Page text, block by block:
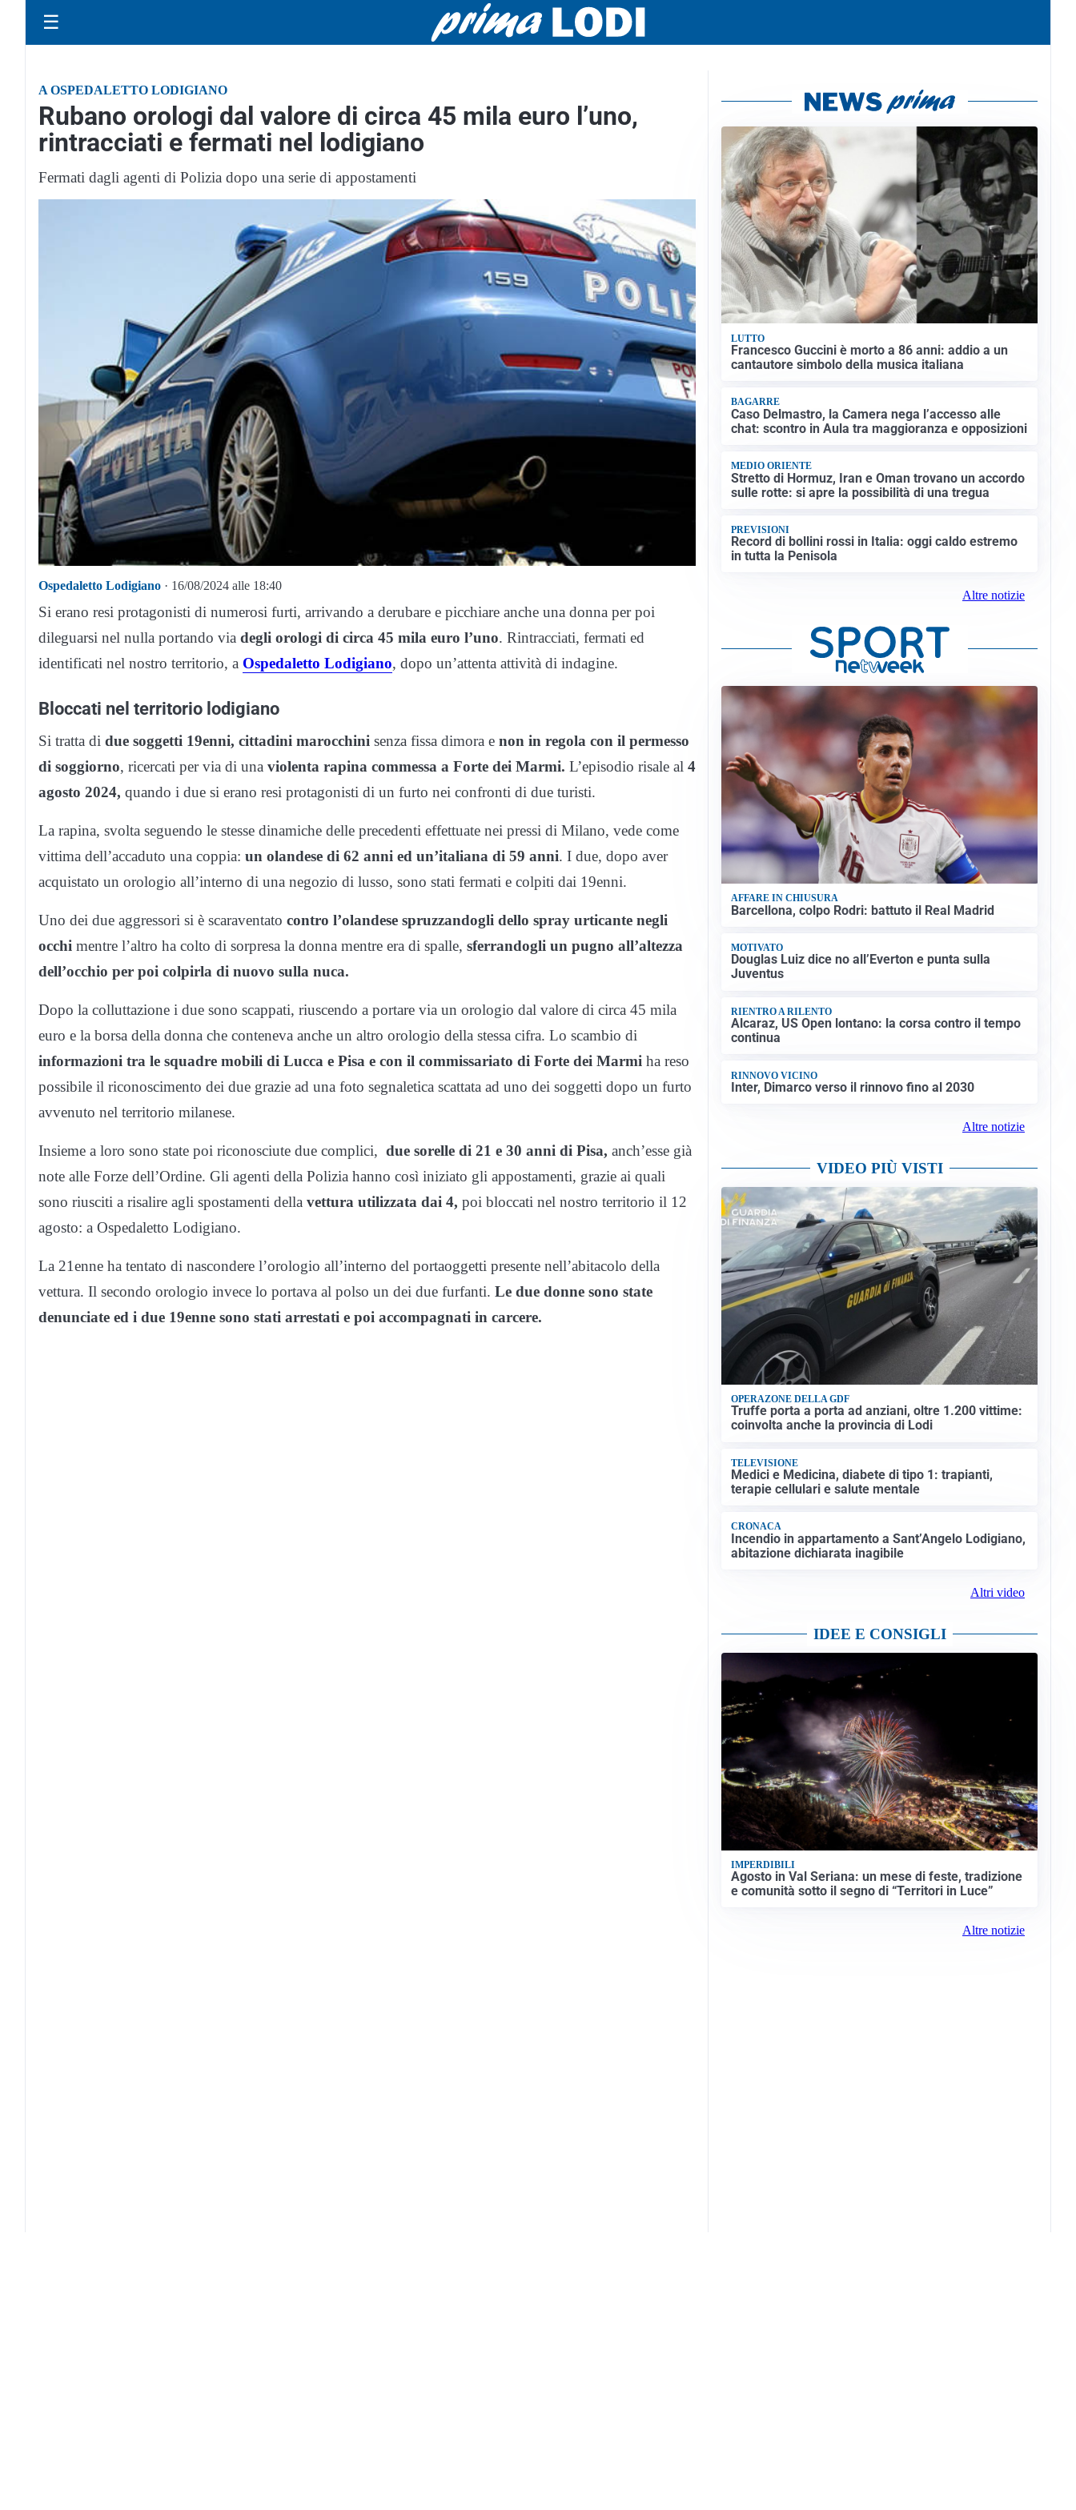
☰
A OSPEDALETTO LODIGIANO
Rubano orologi dal valore di circa 45 mila euro l’uno,
rintracciati e fermati nel lodigiano
Fermati dagli agenti di Polizia dopo una serie di appostamenti
Ospedaletto Lodigiano · 16/08/2024 alle 18:40
Si erano resi protagonisti di numerosi furti, arrivando a derubare e picchiare anche una donna per poi
dileguarsi nel nulla portando via degli orologi di circa 45 mila euro l’uno. Rintracciati, fermati ed
identificati nel nostro territorio, a Ospedaletto Lodigiano, dopo un’attenta attività di indagine.
Bloccati nel territorio lodigiano
Si tratta di due soggetti 19enni, cittadini marocchini senza fissa dimora e non in regola con il permesso
di soggiorno, ricercati per via di una violenta rapina commessa a Forte dei Marmi. L’episodio risale al 4
agosto 2024, quando i due si erano resi protagonisti di un furto nei confronti di due turisti.
La rapina, svolta seguendo le stesse dinamiche delle precedenti effettuate nei pressi di Milano, vede come
vittima dell’accaduto una coppia: un olandese di 62 anni ed un’italiana di 59 anni. I due, dopo aver
acquistato un orologio all’interno di una negozio di lusso, sono stati fermati e colpiti dai 19enni.
Uno dei due aggressori si è scaraventato contro l’olandese spruzzandogli dello spray urticante negli
occhi mentre l’altro ha colto di sorpresa la donna mentre era di spalle, sferrandogli un pugno all’altezza
dell’occhio per poi colpirla di nuovo sulla nuca.
Dopo la colluttazione i due sono scappati, riuscendo a portare via un orologio dal valore di circa 45 mila
euro e la borsa della donna che conteneva anche un altro orologio della stessa cifra. Lo scambio di
informazioni tra le squadre mobili di Lucca e Pisa e con il commissariato di Forte dei Marmi ha reso
possibile il riconoscimento dei due grazie ad una foto segnaletica scattata ad uno dei soggetti dopo un furto
avvenuto nel territorio milanese.
Insieme a loro sono state poi riconosciute due complici, due sorelle di 21 e 30 anni di Pisa, anch’esse già
note alle Forze dell’Ordine. Gli agenti della Polizia hanno così iniziato gli appostamenti, grazie ai quali
sono riusciti a risalire agli spostamenti della vettura utilizzata dai 4, poi bloccati nel nostro territorio il 12
agosto: a Ospedaletto Lodigiano.
La 21enne ha tentato di nascondere l’orologio all’interno del portaoggetti presente nell’abitacolo della
vettura. Il secondo orologio invece lo portava al polso un dei due furfanti. Le due donne sono state
denunciate ed i due 19enne sono stati arrestati e poi accompagnati in carcere.
LUTTO
Francesco Guccini è morto a 86 anni: addio a un
cantautore simbolo della musica italiana
BAGARRE
Caso Delmastro, la Camera nega l’accesso alle
chat: scontro in Aula tra maggioranza e opposizioni
MEDIO ORIENTE
Stretto di Hormuz, Iran e Oman trovano un accordo
sulle rotte: si apre la possibilità di una tregua
PREVISIONI
Record di bollini rossi in Italia: oggi caldo estremo
in tutta la Penisola
Altre notizie
AFFARE IN CHIUSURA
Barcellona, colpo Rodri: battuto il Real Madrid
MOTIVATO
Douglas Luiz dice no all’Everton e punta sulla
Juventus
RIENTRO A RILENTO
Alcaraz, US Open lontano: la corsa contro il tempo
continua
RINNOVO VICINO
Inter, Dimarco verso il rinnovo fino al 2030
Altre notizie
VIDEO PIÙ VISTI
OPERAZONE DELLA GDF
Truffe porta a porta ad anziani, oltre 1.200 vittime:
coinvolta anche la provincia di Lodi
TELEVISIONE
Medici e Medicina, diabete di tipo 1: trapianti,
terapie cellulari e salute mentale
CRONACA
Incendio in appartamento a Sant’Angelo Lodigiano,
abitazione dichiarata inagibile
Altri video
IDEE E CONSIGLI
IMPERDIBILI
Agosto in Val Seriana: un mese di feste, tradizione
e comunità sotto il segno di “Territori in Luce”
Altre notizie